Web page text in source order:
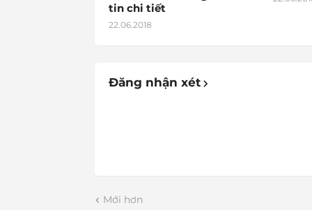
tin chi tiết
22.06.2018
Đăng nhận xét
Mới hơn